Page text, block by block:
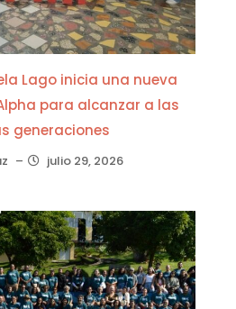
Lago inicia una nueva
para alcanzar a las
generaciones
– julio 29, 2026